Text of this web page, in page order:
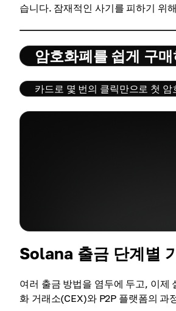
습니다. 잠재적인 사기를 피하기 위
암호화폐를 쉽게 구
카드로 몇 번의 클릭만으로 첫
Solana 출금 단계별
여러 출금 방법을 염두에 두고, 이제
화 거래소(CEX)와 P2P 플랫폼의 과